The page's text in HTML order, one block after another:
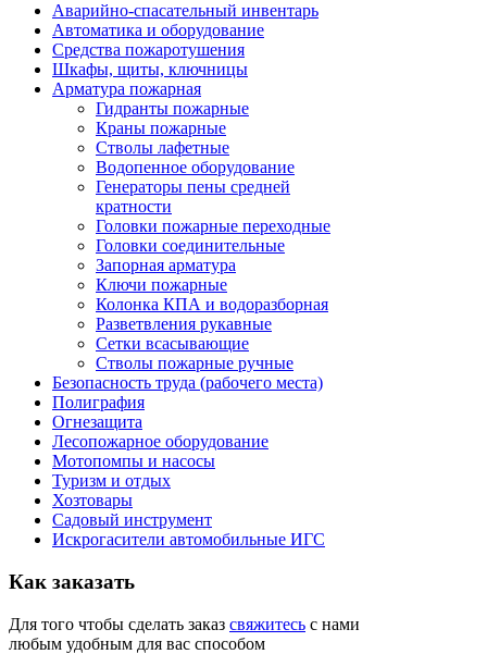
Аварийно-спасательный инвентарь
Автоматика и оборудование
Средства пожаротушения
Шкафы, щиты, ключницы
Арматура пожарная
Гидранты пожарные
Краны пожарные
Стволы лафетные
Водопенное оборудование
Генераторы пены средней
кратности
Головки пожарные переходные
Головки соединительные
Запорная арматура
Ключи пожарные
Колонка КПА и водоразборная
Разветвления рукавные
Сетки всасывающие
Стволы пожарные ручные
Безопасность труда (рабочего места)
Полиграфия
Огнезащита
Лесопожарное оборудование
Мотопомпы и насосы
Туризм и отдых
Хозтовары
Садовый инструмент
Искрогасители автомобильные ИГС
Как заказать
Для того чтобы сделать заказ свяжитесь с нами
любым удобным для вас способом